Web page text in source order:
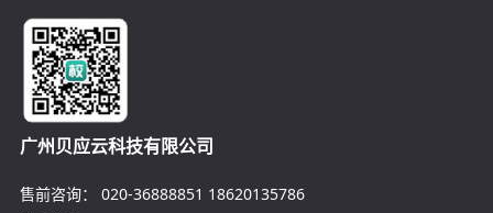
广州贝应云科技有限公司
售前咨询： 020-36888851 18620135786